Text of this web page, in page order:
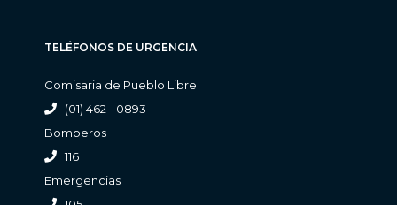
TELÉFONOS DE URGENCIA
Comisaria de Pueblo Libre
(01) 462 - 0893
Bomberos
116
Emergencias